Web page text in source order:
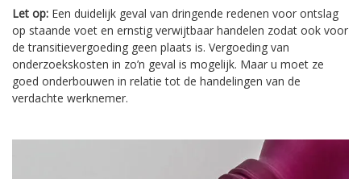
Let op: Een duidelijk geval van dringende redenen voor ontslag
op staande voet en ernstig verwijtbaar handelen zodat ook voor
de transitievergoeding geen plaats is. Vergoeding van
onderzoekskosten in zo’n geval is mogelijk. Maar u moet ze
goed onderbouwen in relatie tot de handelingen van de
verdachte werknemer.